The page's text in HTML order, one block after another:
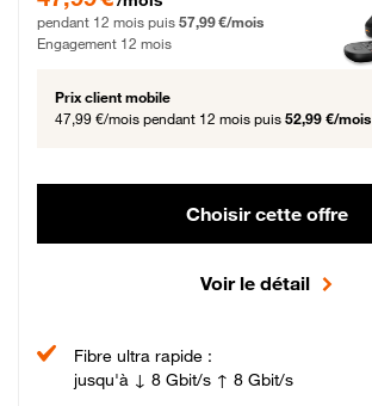
pendant 12 mois puis 57,99 €/mois
Engagement 12 mois
Prix client mobile
47,99 €/mois pendant 12 mois puis 52,99 €/mois
Choisir cette offre
Voir le détail
Fibre ultra rapide :
jusqu'à ↓ 8 Gbit/s ↑ 8 Gbit/s